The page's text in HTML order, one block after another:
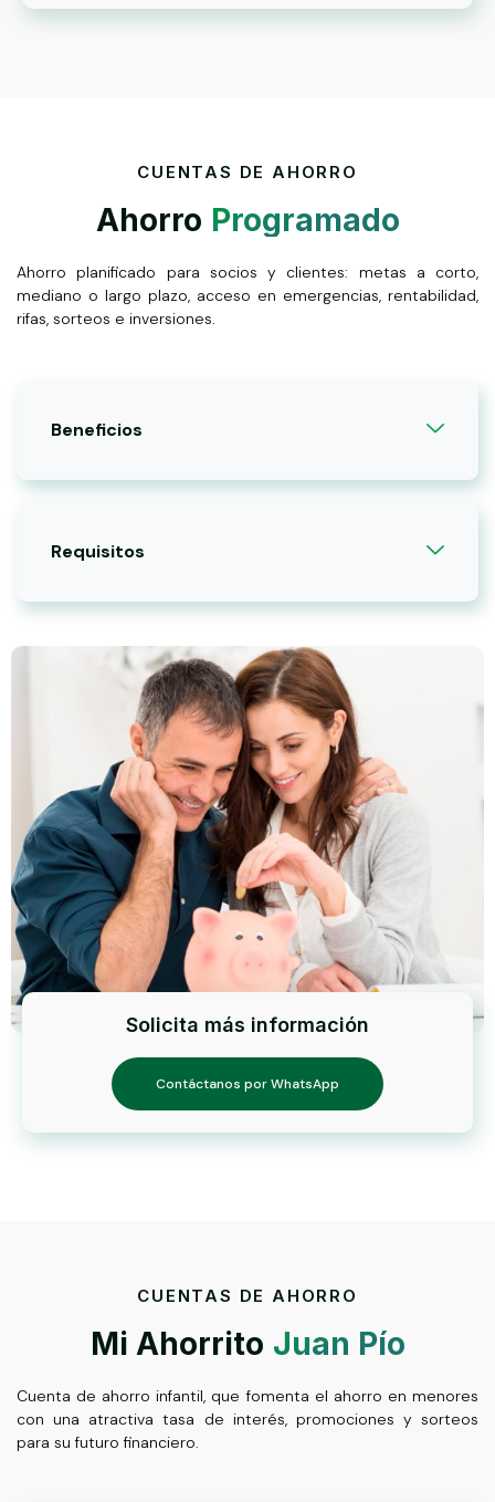
CUENTAS DE AHORRO
Ahorro Programado
Ahorro planificado para socios y clientes: metas a corto,
mediano o largo plazo, acceso en emergencias, rentabilidad,
rifas, sorteos e inversiones.
Beneficios
Requisitos
Solicita más información
Contáctanos por WhatsApp
CUENTAS DE AHORRO
Mi Ahorrito Juan Pío
Cuenta de ahorro infantil, que fomenta el ahorro en menores
con una atractiva tasa de interés, promociones y sorteos
para su futuro financiero.